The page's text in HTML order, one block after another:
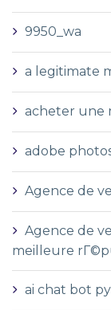
9950_wa
a legitimate
acheter une
adobe
Agence de
Agence de
meilleure
ai chat bot